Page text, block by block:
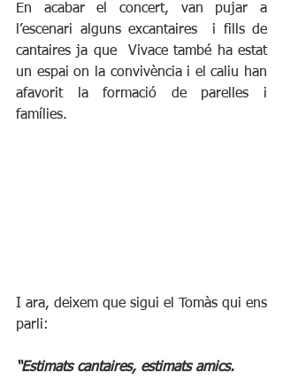
En acabar el concert, van pujar a
l’escenari alguns excantaires  i fills de
cantaires ja que  Vivace també ha estat
un espai on la convivència i el caliu han
afavorit la formació de parelles i
famílies.
I ara, deixem que sigui el Tomàs qui ens
parli:
“Estimats cantaires, estimats amics.